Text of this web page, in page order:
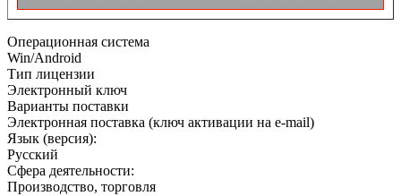
Операционная система
Win/Android
Тип лицензии
Электронный ключ
Варианты поставки
Электронная поставка (ключ активации на e-mail)
Язык (версия):
Русский
Сфера деятельности:
Производство, торговля